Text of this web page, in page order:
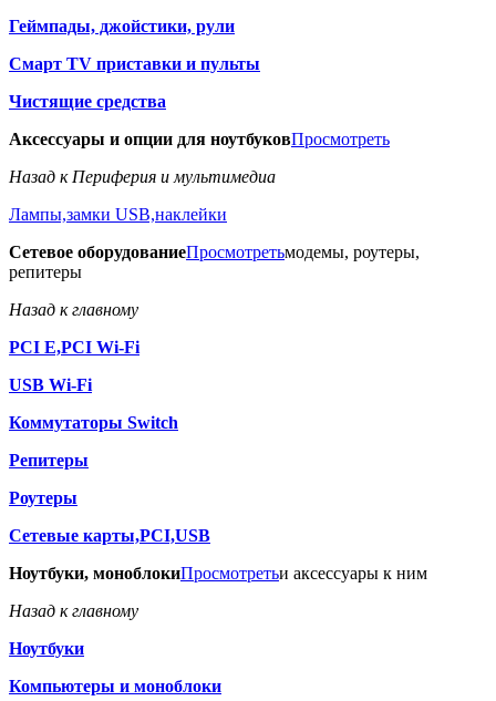
Геймпады, джойстики, рули
Смарт TV приставки и пульты
Чистящие средства
Аксессуары и опции для ноутбуковПросмотреть
Назад к Периферия и мультимедиа
Лампы,замки USB,наклейки
Сетевое оборудованиеПросмотретьмодемы, роутеры,
репитеры
Назад к главному
PCI E,PCI Wi-Fi
USB Wi-Fi
Коммутаторы Switch
Репитеры
Роутеры
Сетевые карты,PCI,USB
Ноутбуки, моноблокиПросмотретьи аксессуары к ним
Назад к главному
Ноутбуки
Компьютеры и моноблоки